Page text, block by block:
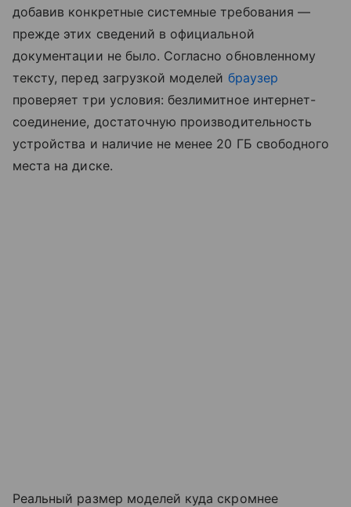
добавив конкретные системные требования —
прежде этих сведений в официальной
документации не было. Согласно обновленному
тексту, перед загрузкой моделей браузер
проверяет три условия: безлимитное интернет-
соединение, достаточную производительность
устройства и наличие не менее 20 ГБ свободного
места на диске.
Реальный размер моделей куда скромнее